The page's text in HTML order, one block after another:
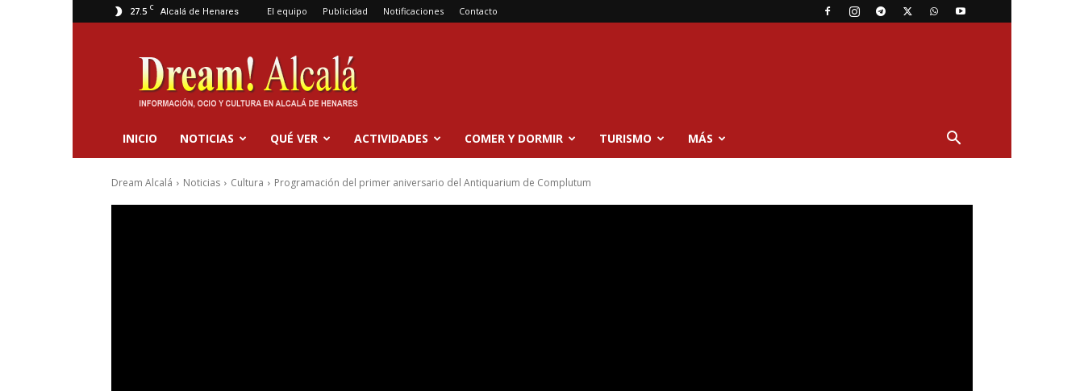
27.5 C Alcalá de Henares El equipo Publicidad Notificaciones Contacto
Dream
Alcalá
INICIO NOTICIAS QUÉ VER ACTIVIDADES COMER Y DORMIR TURISMO MÁS
Dream Alcalá Noticias Cultura Programación del primer aniversario del Antiquarium de Complutum